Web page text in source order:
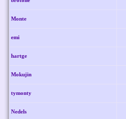
Monte
emi
hartge
Mokujin
tymonty
Nedels